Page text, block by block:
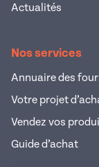
Actualités
Nos services
Annuaire des
Votre projet
Vendez vos
Guide d’achat